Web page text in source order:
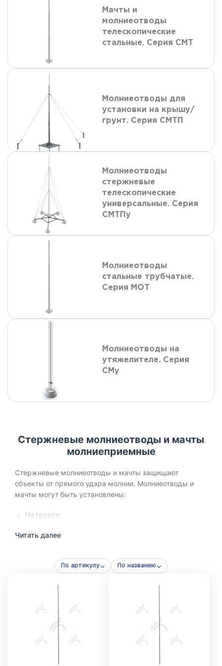
Мачты и
молниеотводы
телескопические
стальные. Серия СМТ
Молниеотводы для
установки на крышу/
грунт. Серия СМТП
Молниеотводы
стержневые
телескопические
универсальные. Серия
СМТПу
Молниеотводы
стальные трубчатые.
Серия МОТ
Молниеотводы на
утяжелителе. Серия
СМу
Стержневые молниеотводы и мачты
молниеприемные
Стержневые молниеотводы и мачты защищают
объекты от прямого удара молнии. Молниеотводы и
мачты могут быть установлены:
На грунте;
На фасаде здания.
Стержневой молниеотвод представляет собой готовую
(элементы заземления в состав молниеотвода не
типа грунта).
Читать далее
По артикулу По названию